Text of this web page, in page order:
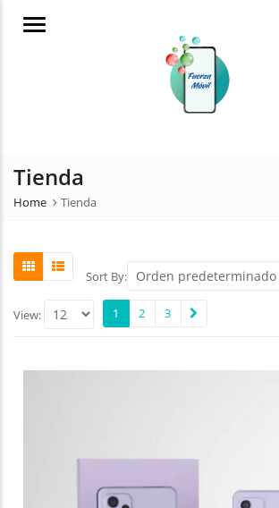
Menu
Tienda
Home Tienda
Sort By:
View: 1 2 3